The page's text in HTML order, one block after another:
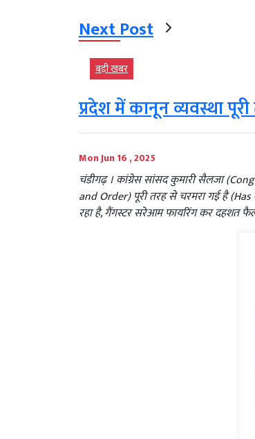
Next Post
बड़ी खबर
प्रदेश में कानून व्यवस्था
Mon Jun 16 , 2025
चंडीगढ़ । कांग्रेस सांसद कुमारी सैलजा
and Order) पूरी तरह से चरमरा गई है
रहा है, गैंगस्टर सरेआम फायरिंग कर दहशत